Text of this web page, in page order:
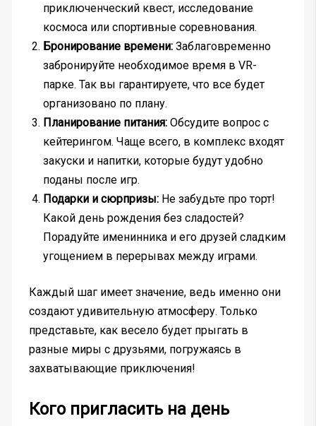
приключенческий квест, исследование
космоса или спортивные соревнования.
Бронирование времени:Заблаговременно
забронируйте необходимое время в VR-
парке. Так вы гарантируете, что все будет
организовано по плану.
Планирование питания:Обсудите вопрос с
кейтерингом. Чаще всего, в комплекс входят
закуски и напитки, которые будут удобно
поданы после игр.
Подарки и сюрпризы:Не забудьте про торт!
Какой день рождения без сладостей?
Порадуйте именинника и его друзей сладким
угощением в перерывах между играми.
Каждый шаг имеет значение, ведь именно они
создают удивительную атмосферу. Только
представьте, как весело будет прыгать в
разные миры с друзьями, погружаясь в
захватывающие приключения!
Кого пригласить на день